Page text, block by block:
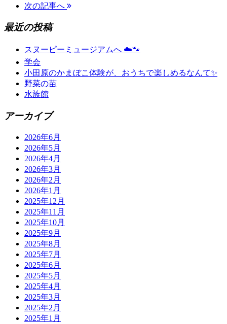
次の記事へ
最近の投稿
スヌーピーミュージアムへ ☁️🐾
学会
小田原のかまぼこ体験が、おうちで楽しめるなんて✨
野菜の苗
水族館
アーカイブ
2026年6月
2026年5月
2026年4月
2026年3月
2026年2月
2026年1月
2025年12月
2025年11月
2025年10月
2025年9月
2025年8月
2025年7月
2025年6月
2025年5月
2025年4月
2025年3月
2025年2月
2025年1月